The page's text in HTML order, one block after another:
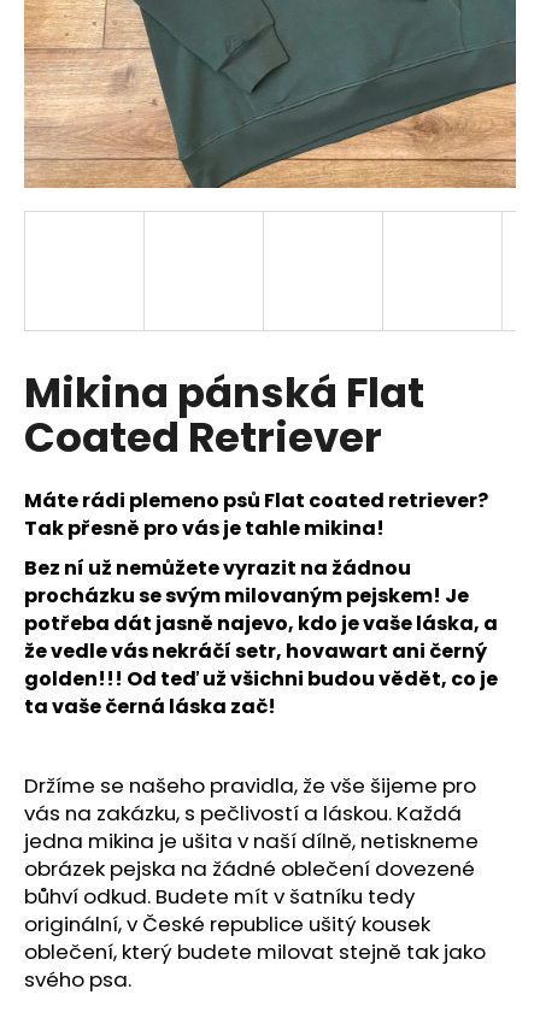
Mikina pánská Flat
Coated Retriever
Máte rádi plemeno psů Flat coated retriever?
Tak přesně pro vás je tahle mikina!
Bez ní už nemůžete vyrazit na žádnou
procházku se svým milovaným pejskem! Je
potřeba dát jasně najevo, kdo je vaše láska, a
že vedle vás nekráčí setr, hovawart ani černý
golden!!! Od teď už všichni budou vědět, co je
ta vaše černá láska zač!
Držíme se našeho pravidla, že vše šijeme pro
vás na zakázku, s pečlivostí a láskou. Každá
jedna mikina je ušita v naší dílně, netiskneme
obrázek pejska na žádné oblečení dovezené
bůhví odkud. Budete mít v šatníku tedy
originální, v České republice ušitý kousek
oblečení, který budete milovat stejně tak jako
svého psa.
a
j
í
t
?
D
o
p
r
u
č
u
j
e
m
e
PRO
PSA
1
590
Kč